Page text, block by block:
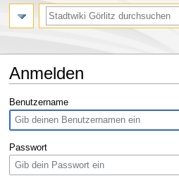
Anmelden
Zur
Navigation
springen
Zur
Suche
springen
Benutzername
Passwort